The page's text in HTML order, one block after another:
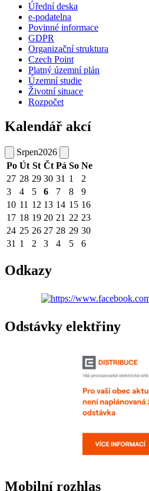
Úřední deska
e-podatelna
Povinné informace
GDPR
Organizační struktura
Czech Point
Platný územní plán
Územní studie
Životní situace
Rozpočet
Kalendář akcí
Srpen2026
Po Út St Čt Pá So Ne
27 28 29 30 31 1
2
3
4 5 6 7 8
9
10 11 12 13 14 15 16
17 18 19 20 21 22 23
24 25 26 27 28 29 30
31 1 2 3 4 5 6
Odkazy
Odstávky elektřiny
Mobilní rozhlas